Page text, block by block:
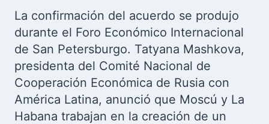
La confirmación del acuerdo se produjo
durante el Foro Económico Internacional
de San Petersburgo. Tatyana Mashkova,
presidenta del Comité Nacional de
Cooperación Económica de Rusia con
América Latina, anunció que Moscú y La
Habana trabajan en la creación de un